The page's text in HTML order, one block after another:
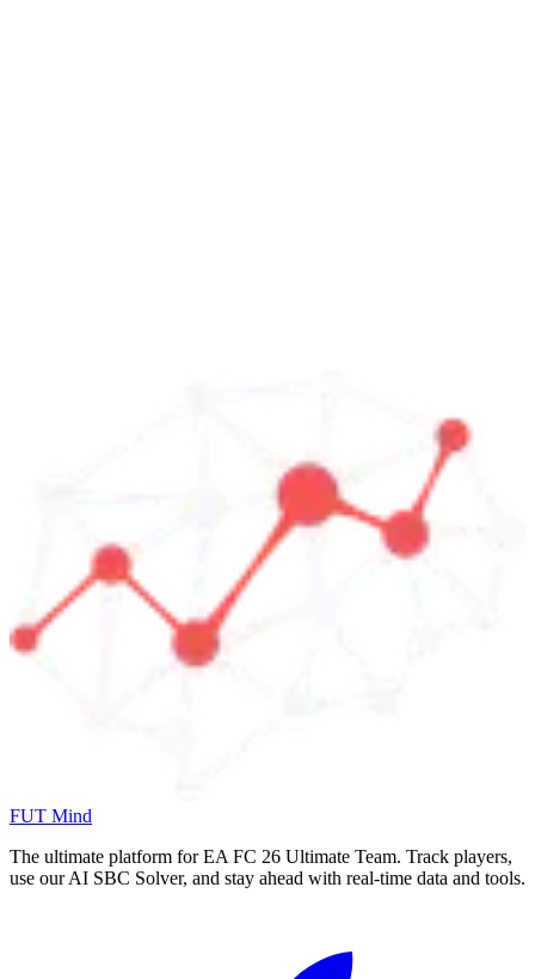
FUT Mind
The ultimate platform for EA FC 26 Ultimate Team. Track players,
use our AI SBC Solver, and stay ahead with real-time data and tools.